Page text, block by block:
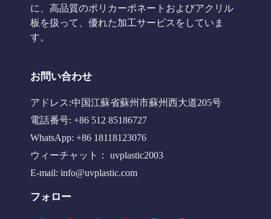
に、高品質のポリカーボネートおよびアクリル
板を扱って、優れた加工サービスをしていま
す。
お問い合わせ
アドレス:中国江蘇省蘇州市蘇州西大道205号
電話番号: +86 512 85186727
WhatsApp: +86 18118123076
ウィーチャット： uvplastic2003
E-mail: info@uvplastic.com
フォロー